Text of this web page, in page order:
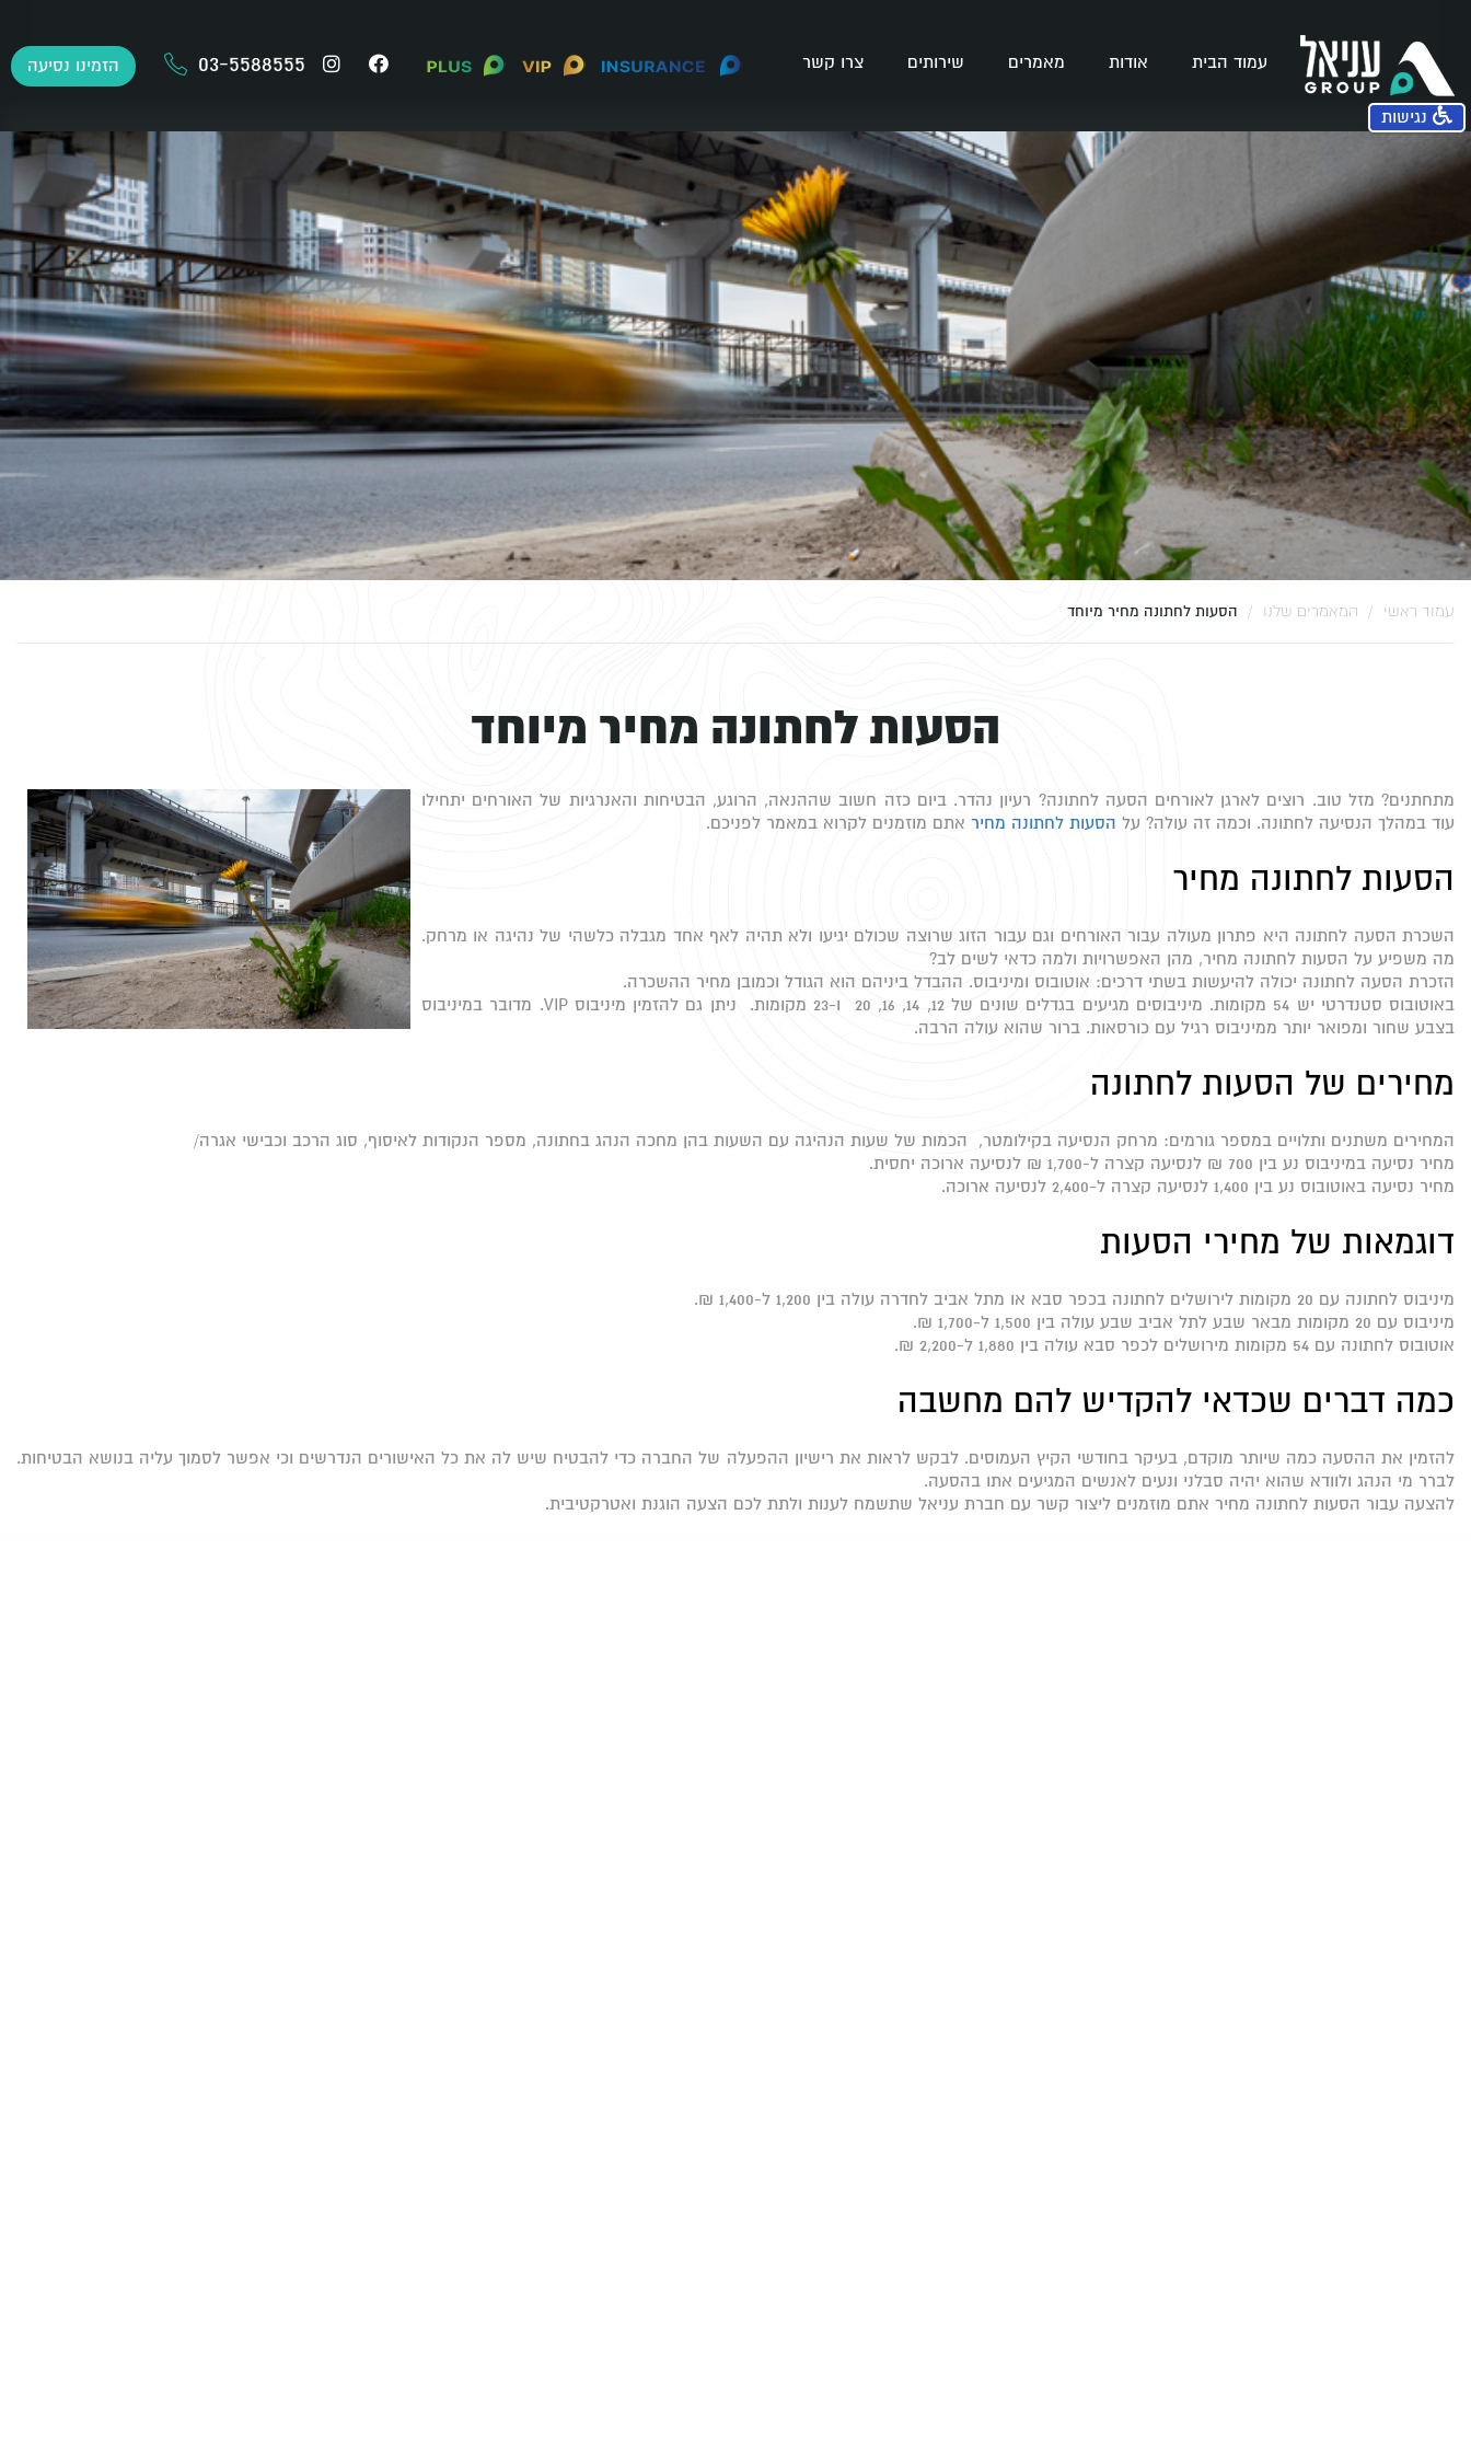
עמוד הבית אודות מאמרים שירותים צרו קשר 03-5588555 הזמינו נסיעה
עמוד ראשי המאמרים שלנו הסעות לחתונה מחיר מיוחד
הסעות לחתונה מחיר מיוחד
מתחתנים? מזל טוב. רוצים לארגן לאורחים הסעה לחתונה? רעיון נהדר. ביום כזה חשוב שההנאה, הרוגע, הבטיחות והאנרגיות של האורחים יתחילו
עוד במהלך הנסיעה לחתונה. וכמה זה עולה? על הסעות לחתונה מחיר אתם מוזמנים לקרוא במאמר לפניכם.
הסעות לחתונה מחיר
השכרת הסעה לחתונה היא פתרון מעולה עבור האורחים וגם עבור הזוג שרוצה שכולם יגיעו ולא תהיה לאף אחד מגבלה כלשהי של נהיגה או מרחק.
מה משפיע על הסעות לחתונה מחיר, מהן האפשרויות ולמה כדאי לשים לב?
הזכרת הסעה לחתונה יכולה להיעשות בשתי דרכים: אוטובוס ומיניבוס. ההבדל ביניהם הוא הגודל וכמובן מחיר ההשכרה.
באוטובוס סטנדרטי יש 54 מקומות. מיניבוסים מגיעים בגדלים שונים של 12, 14, 16, 20 ו-23 מקומות. ניתן גם להזמין מיניבוס VIP. מדובר במיניבוס
בצבע שחור ומפואר יותר ממיניבוס רגיל עם כורסאות. ברור שהוא עולה הרבה.
מחירים של הסעות לחתונה
המחירים משתנים ותלויים במספר גורמים: מרחק הנסיעה בקילומטר, הכמות של שעות הנהיגה עם השעות בהן מחכה הנהג בחתונה, מספר הנקודות לאיסוף, סוג הרכב וכבישי אגרה/
מחיר נסיעה במיניבוס נע בין 700 ₪ לנסיעה קצרה ל-1,700 ₪ לנסיעה ארוכה יחסית.
מחיר נסיעה באוטובוס נע בין 1,400 לנסיעה קצרה ל-2,400 לנסיעה ארוכה.
דוגמאות של מחירי הסעות
מיניבוס לחתונה עם 20 מקומות לירושלים לחתונה בכפר סבא או מתל אביב לחדרה עולה בין 1,200 ל-1,400 ₪.
מיניבוס עם 20 מקומות מבאר שבע לתל אביב שבע עולה בין 1,500 ל-1,700 ₪.
אוטובוס לחתונה עם 54 מקומות מירושלים לכפר סבא עולה בין 1,880 ל-2,200 ₪.
כמה דברים שכדאי להקדיש להם מחשבה
להזמין את ההסעה כמה שיותר מוקדם, בעיקר בחודשי הקיץ העמוסים. לבקש לראות את רישיון ההפעלה של החברה כדי להבטיח שיש לה את כל האישורים הנדרשים וכי אפשר לסמוך עליה בנושא הבטיחות.
לברר מי הנהג ולוודא שהוא יהיה סבלני ונעים לאנשים המגיעים אתו בהסעה.
להצעה עבור הסעות לחתונה מחיר אתם מוזמנים ליצור קשר עם חברת עניאל שתשמח לענות ולתת לכם הצעה הוגנת ואטרקטיבית.
נגישות